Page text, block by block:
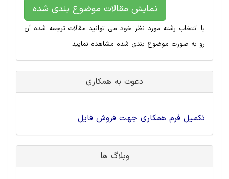
نمایش مقالات موضوع بندی شده
با انتخاب رشته مورد نظر خود می توانید مقالات ترجمه شده آن
رو به صورت موضوع بندی شده مشاهده نمایید
دعوت به همکاری
تکمیل فرم همکاری جهت فروش فایل
وبلاگ ها